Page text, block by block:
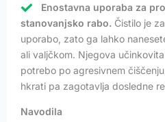
Enostavna uporaba za
stanovanjsko rabo. Čistilo je
uporabo, zato ga lahko
ali valjčkom. Njegova
potrebo po agresivnem
hkrati pa zagotavlja dosledne
Navodila